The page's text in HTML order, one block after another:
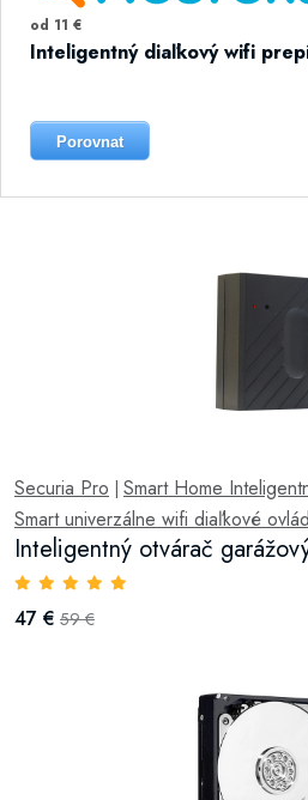
od 11 €
Inteligentný diaľkový wifi
Porovnat
Securia Pro Smart Home
Smart univerzálne wifi diaľkové
Inteligentný otvárač
47 € 59 €